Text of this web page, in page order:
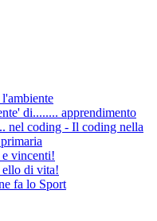
di........ apprendimento
nel coding - Il coding nella
vincenti!
ello di vita!
fa lo Sport